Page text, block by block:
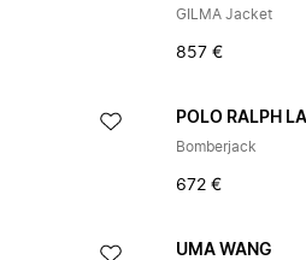
GILMA Jacket
857 €
POLO RALPH
Bomberjack
672 €
UMA WANG